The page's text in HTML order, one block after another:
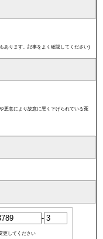
あります。記事をよく確認してください)
悪意により故意に悪く下げられている冤
-
更してください